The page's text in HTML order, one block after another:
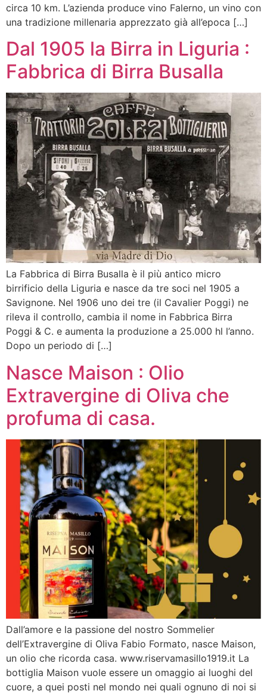
circa 10 km. L’azienda produce vino Falerno, un vino con
una tradizione millenaria apprezzato già all’epoca […]
Dal 1905 la Birra in Liguria :
Fabbrica di Birra Busalla
La Fabbrica di Birra Busalla è il più antico micro
birrificio della Liguria e nasce da tre soci nel 1905 a
Savignone. Nel 1906 uno dei tre (il Cavalier Poggi) ne
rileva il controllo, cambia il nome in Fabbrica Birra
Poggi & C. e aumenta la produzione a 25.000 hl l’anno.
Dopo un periodo di […]
Nasce Maison : Olio
Extravergine di Oliva che
profuma di casa.
Dall’amore e la passione del nostro Sommelier
dell’Extravergine di Oliva Fabio Formato, nasce Maison,
un olio che ricorda casa. www.riservamasillo1919.it La
bottiglia Maison vuole essere un omaggio ai luoghi del
cuore, a quei posti nel mondo nei quali ognuno di noi si